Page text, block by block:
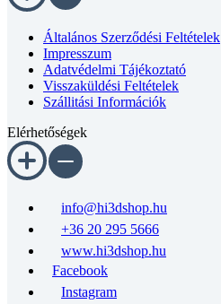
Általános Szerződési Feltételek
Impresszum
Adatvédelmi Tájékoztató
Visszaküldési Feltételek
Szállitási Információk
Elérhetőségek
info@hi3dshop.hu
+36 20 295 5666
www.hi3dshop.hu
Facebook
Instagram